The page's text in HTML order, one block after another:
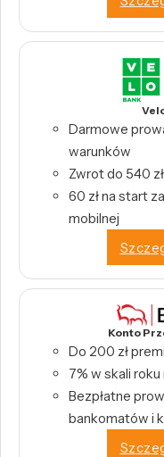
Darmowe
warunków
Zwrot do 540
60 zł na start
mobilnej
Konto
Do 200 zł
7% w skali
Bezpłatne
bankomatów i